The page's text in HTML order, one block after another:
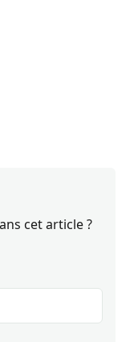
cet article ?